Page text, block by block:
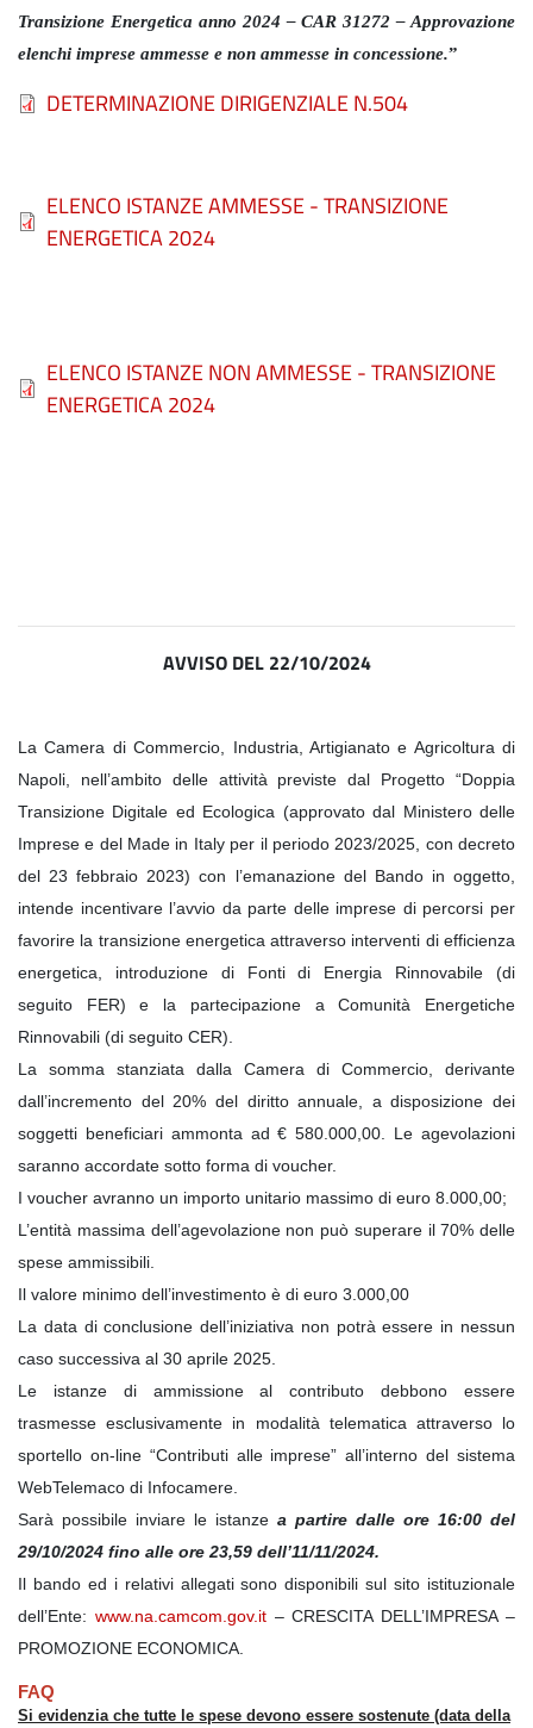
Transizione Energetica anno 2024 – CAR 31272 – Approvazione
elenchi imprese ammesse e non ammesse in concessione.”
FileDETERMINAZIONE DIRIGENZIALE N.504
FileELENCO ISTANZE AMMESSE - TRANSIZIONE
ENERGETICA 2024
FileELENCO ISTANZE NON AMMESSE - TRANSIZIONE
ENERGETICA 2024
AVVISO DEL 22/10/2024
La Camera di Commercio, Industria, Artigianato e Agricoltura di
Napoli, nell’ambito delle attività previste dal Progetto “Doppia
Transizione Digitale ed Ecologica (approvato dal Ministero delle
Imprese e del Made in Italy per il periodo 2023/2025, con decreto
del 23 febbraio 2023) con l’emanazione del Bando in oggetto,
intende incentivare l’avvio da parte delle imprese di percorsi per
favorire la transizione energetica attraverso interventi di efficienza
energetica, introduzione di Fonti di Energia Rinnovabile (di
seguito FER) e la partecipazione a Comunità Energetiche
Rinnovabili (di seguito CER).
La somma stanziata dalla Camera di Commercio, derivante
dall’incremento del 20% del diritto annuale, a disposizione dei
soggetti beneficiari ammonta ad € 580.000,00. Le agevolazioni
saranno accordate sotto forma di voucher.
I voucher avranno un importo unitario massimo di euro 8.000,00;
L’entità massima dell’agevolazione non può superare il 70% delle
spese ammissibili.
Il valore minimo dell’investimento è di euro 3.000,00
La data di conclusione dell’iniziativa non potrà essere in nessun
caso successiva al 30 aprile 2025.
Le istanze di ammissione al contributo debbono essere
trasmesse esclusivamente in modalità telematica attraverso lo
sportello on-line “Contributi alle imprese” all’interno del sistema
WebTelemaco di Infocamere.
Sarà possibile inviare le istanze a partire dalle ore 16:00 del
29/10/2024 fino alle ore 23,59 dell’11/11/2024.
Il bando ed i relativi allegati sono disponibili sul sito istituzionale
dell’Ente: www.na.camcom.gov.it– CRESCITA DELL’IMPRESA –
PROMOZIONE ECONOMICA.
FAQ
Si evidenzia che tutte le spese devono essere sostenute (data della